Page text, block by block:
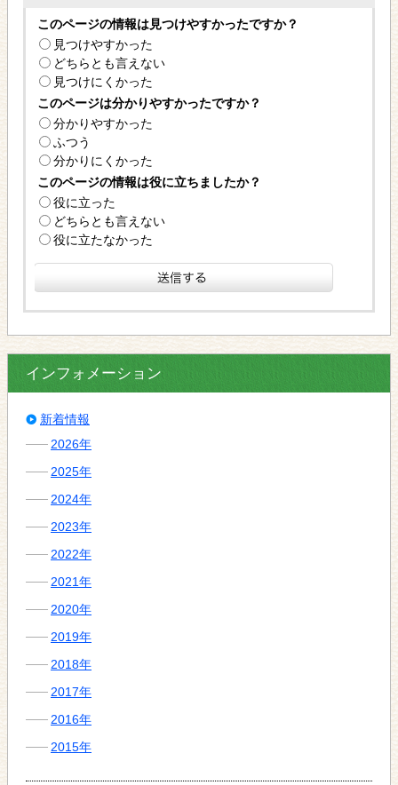
このページの情報は見つけやすかったですか？
見つけやすかった
どちらとも言えない
見つけにくかった
このページは分かりやすかったですか？
分かりやすかった
ふつう
分かりにくかった
このページの情報は役に立ちましたか？
役に立った
どちらとも言えない
役に立たなかった
インフォメーション
新着情報
2026年
2025年
2024年
2023年
2022年
2021年
2020年
2019年
2018年
2017年
2016年
2015年